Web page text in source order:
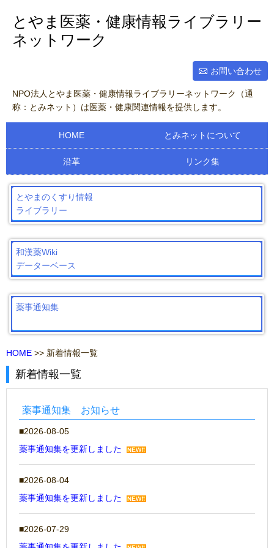
とやま医薬・健康情報ライブラリー
ネットワーク
お問い合わせ
NPO法人とやま医薬・健康情報ライブラリーネットワーク（通
称：とみネット）は医薬・健康関連情報を提供します。
HOME とみネットについて
沿革 リンク集
とやまのくすり情報
ライブラリー
和漢薬Wiki
データーベース
薬事通知集
HOME >> 新着情報一覧
新着情報一覧
薬事通知集 お知らせ
2026-08-05
薬事通知集を更新しました
2026-08-04
薬事通知集を更新しました
2026-07-29